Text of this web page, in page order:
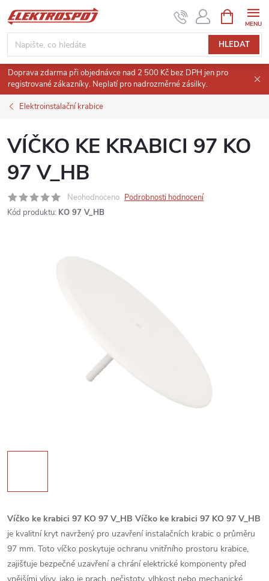
Přejít
na
obsah
HLEDAT
NÁKUPNÍ
KOŠÍK
Doprava zdarma při objednávce nad 2 500 Kč bez DPH jen pro
registrované zákazníky. Neplatí pro nadrozměrné zásilky.
Elektroinstalační krabice
VÍČKO KE KRABICI 97 KO
97 V_HB
Neohodnoceno Podrobnosti hodnocení
Kód produktu: KO 97 V_HB
Víčko ke krabici 97 KO 97 V_HB Víčko ke krabici 97 KO 97 V_HB
je kvalitní kryt navržený pro uzavření instalačních krabic o průměru
97 mm. Toto víčko poskytuje ochranu vnitřního prostoru krabice,
zajišťuje bezpečné uzavření a chrání elektrické komponenty před
vnějšími vlivy, jako je prach, nečistoty, vlhkost nebo mechanické